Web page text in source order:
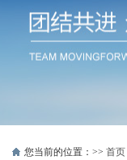
您当前的位置：>> 首页